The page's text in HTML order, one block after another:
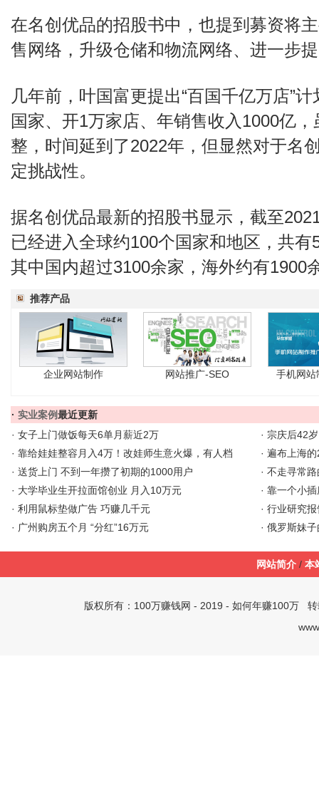
在名创优品的招股书中，也提到募资将
售网络，升级仓储和物流网络、进一步
几年前，叶国富更提出“百国千亿万店”
国家、开1万家店、年销售收入1000亿
整，时间延到了2022年，但显然对于名
定挑战性。
据名创优品最新的招股书显示，截至
已经进入全球约100个国家和地区，共
其中国内超过3100余家，海外约有1900
推荐产品
企业网站制作 网站推广-SEO 手机网
· 实业案例最近更新
· 女子上门做饭每天6单月薪近2万 · 宗庆后42
· 靠给娃娃整容月入4万！改娃师生意火爆，有人档 · 遍布上海
· 送货上门 不到一年攒了初期的1000用户 · 不走寻常
· 大学毕业生开拉面馆创业 月入10万元 · 靠一个小
· 利用鼠标垫做广告 巧赚几千元 · 行业研究
· 广州购房五个月 “分红”16万元 · 俄罗斯妹
网站简介 / 本
版权所有： 100万赚钱网 - 2019 -如何年赚100万 转